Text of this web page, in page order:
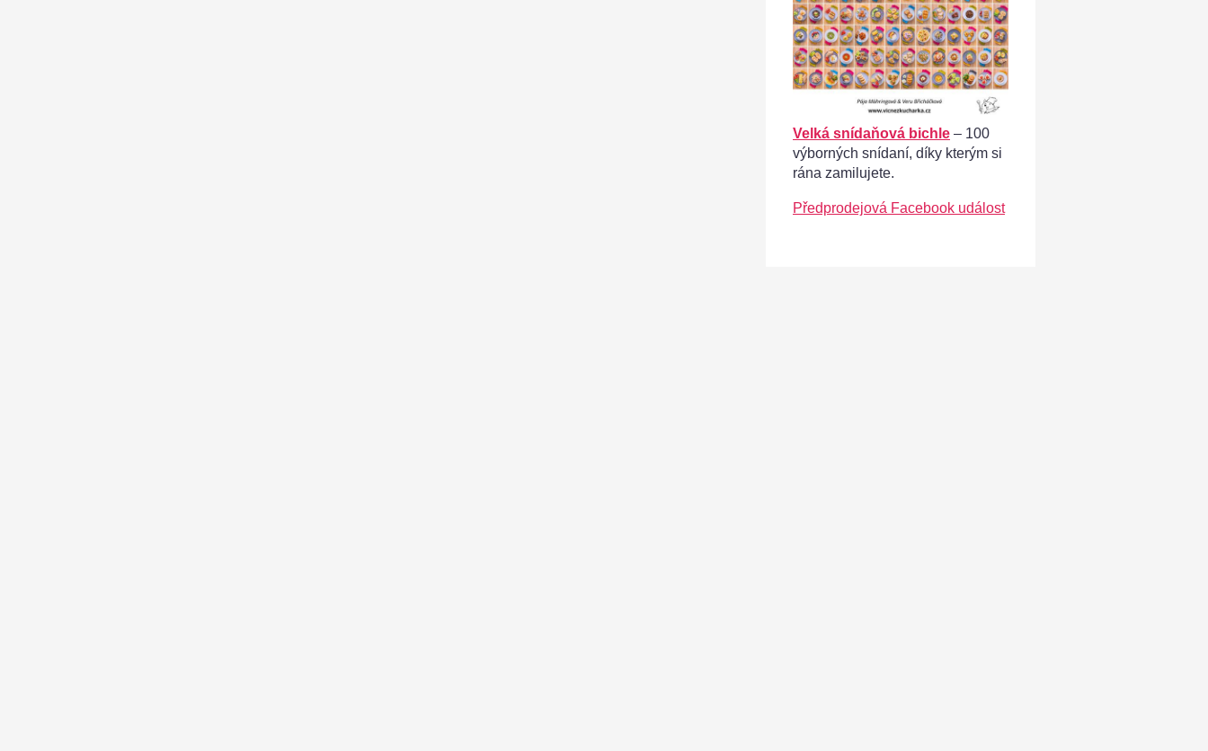
Velká snídaňová bichle – 100
výborných snídaní, díky kterým si
rána zamilujete.
Předprodejová Facebook událost